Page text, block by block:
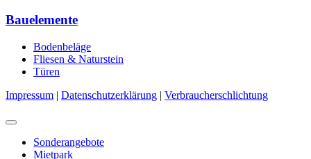
Bauelemente
Bodenbeläge
Fliesen & Naturstein
Türen
Impressum | Datenschutzerklärung | Verbraucherschlichtung
Sonderangebote
Mietpark